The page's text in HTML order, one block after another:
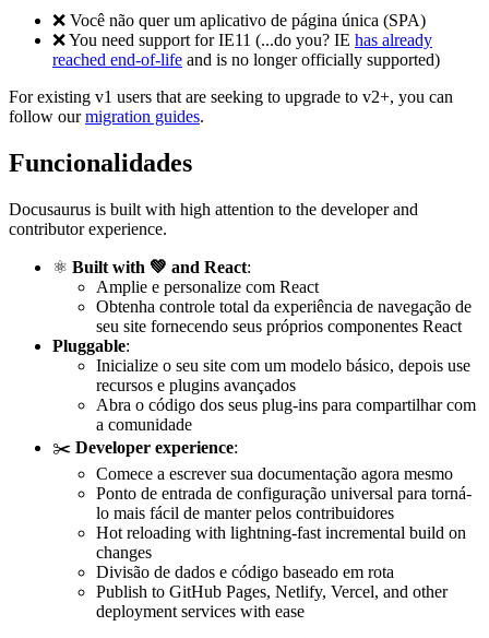
❌ Você não quer um aplicativo de página única (SPA)
❌You need support for IE11 (...do you? IE has already
reached end-of-life and is no longer officially supported)
For existing v1 users that are seeking to upgrade to v2+, you can
follow ourmigration guides.
Funcionalidades
Docusaurus is built with high attention to the developer and
contributor experience.
⚛️ Built with 💚 and React:
Amplie e personalize com React
Obtenha controle total da experiência de navegação de
seu site fornecendo seus próprios componentes React
Pluggable:
Inicialize o seu site com um modelo básico, depois use
recursos e plugins avançados
Abra o código dos seus plug-ins para compartilhar com
a comunidade
✂️ Developer experience:
Comece a escrever sua documentação agora mesmo
Ponto de entrada de configuração universal para torná-
lo mais fácil de manter pelos contribuidores
Hot reloading with lightning-fast incremental build on
changes
Divisão de dados e código baseado em rota
Publish to GitHub Pages, Netlify, Vercel, and other
deployment services with ease